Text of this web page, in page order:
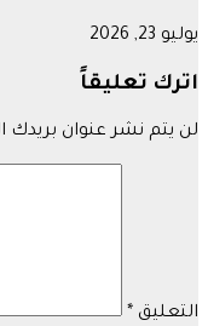
يوليو 23, 2026
اترك تعليقاً
لن يتم نشر عنوان بريدك
التعليق *